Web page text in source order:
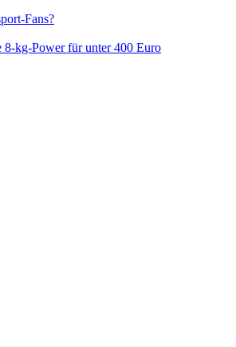
Fans?
kg-Power für unter 400 Euro